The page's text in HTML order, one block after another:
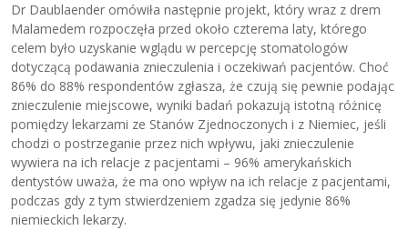
Dr Daublaender omówiła następnie projekt, który wraz z drem
Malamedem rozpoczęła przed około czterema laty, którego
celem było uzyskanie wglądu w percepcję stomatologów
dotyczącą podawania znieczulenia i oczekiwań pacjentów. Choć
86% do 88% respondentów zgłasza, że czują się pewnie podając
znieczulenie miejscowe, wyniki badań pokazują istotną różnicę
pomiędzy lekarzami ze Stanów Zjednoczonych i z Niemiec, jeśli
chodzi o postrzeganie przez nich wpływu, jaki znieczulenie
wywiera na ich relacje z pacjentami – 96% amerykańskich
dentystów uważa, że ma ono wpływ na ich relacje z pacjentami,
podczas gdy z tym stwierdzeniem zgadza się jedynie 86%
niemieckich lekarzy.